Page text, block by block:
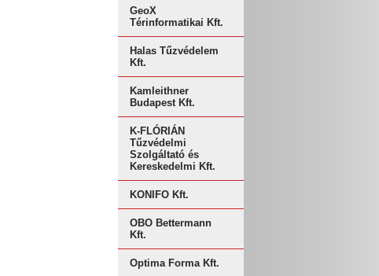
GeoX
Térinformatikai Kft.
Halas Tűzvédelem
Kft.
Kamleithner
Budapest Kft.
K-FLÓRIÁN
Tűzvédelmi
Szolgáltató és
Kereskedelmi Kft.
KONIFO Kft.
OBO Bettermann
Kft.
Optima Forma Kft.